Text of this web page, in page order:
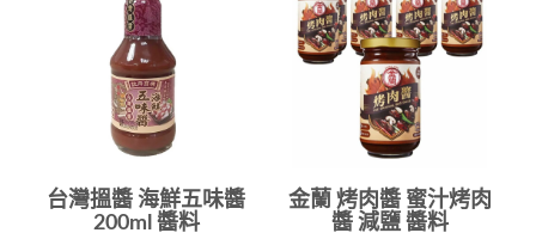
台灣搵醬 海鮮五味醬
200ml 醬料
金蘭 烤肉醬 蜜汁烤肉
醬 減鹽 醬料